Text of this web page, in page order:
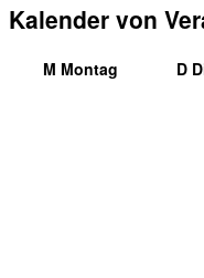
Kalender von
M Montag D